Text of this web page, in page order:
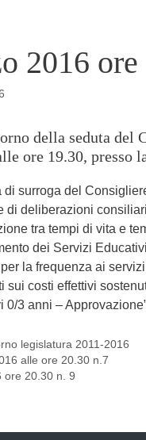
2016
della seduta del
ore 19.30, presso
di surroga del
di deliberazioni
tra tempi di vita e
dei Servizi
la frequenza ai
sui costi effettivi
0/3 anni –
legislatura 2011-2016
alle ore 20.30 n.7
ore 20.30 n. 9